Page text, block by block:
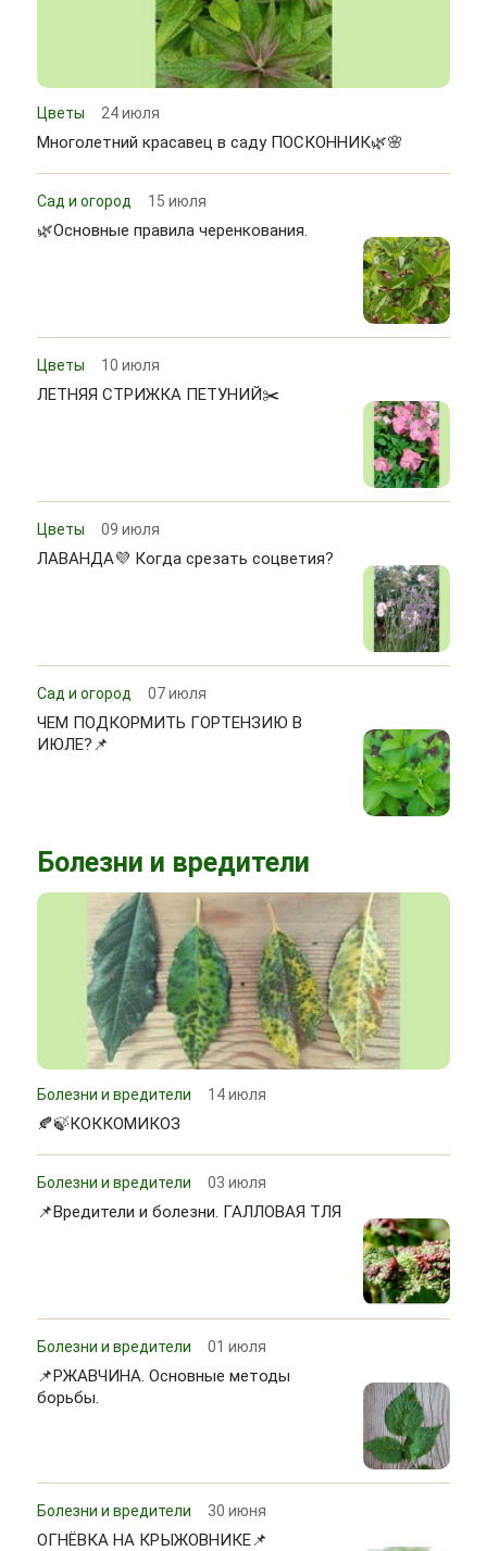
Цветы 24 июля
Многолетний красавец в саду ПОСКОННИК🌿🌸
Сад и огород 15 июля
🌿Основные правила черенкования.
Цветы 10 июля
ЛЕТНЯЯ СТРИЖКА ПЕТУНИЙ✂️
Цветы 09 июля
ЛАВАНДА💜 Когда срезать соцветия?
Сад и огород 07 июля
ЧЕМ ПОДКОРМИТЬ ГОРТЕНЗИЮ В
ИЮЛЕ?📌
Болезни и вредители
Болезни и вредители 14 июля
🍂🍃КОККОМИКОЗ
Болезни и вредители 03 июля
📌Вредители и болезни. ГАЛЛОВАЯ ТЛЯ
Болезни и вредители 01 июля
📌РЖАВЧИНА. Основные методы
борьбы.
Болезни и вредители 30 июня
ОГНЁВКА НА КРЫЖОВНИКЕ📌